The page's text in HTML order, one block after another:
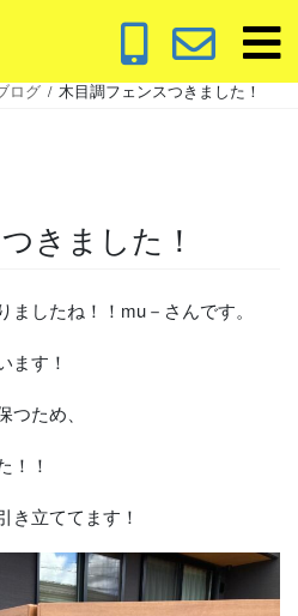
ログ 木目調フェンスつきました！
きました！
したね！！mu－さんです。
ます！
ため、
！！
き立ててます！